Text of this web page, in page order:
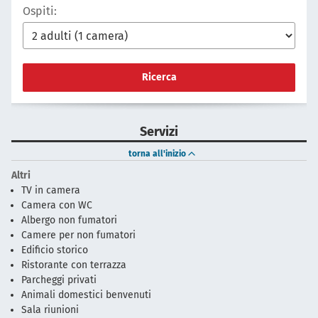
Ospiti:
Ricerca
Servizi
torna all'inizio
Altri
TV in camera
Camera con WC
Albergo non fumatori
Camere per non fumatori
Edificio storico
Ristorante con terrazza
Parcheggi privati
Animali domestici benvenuti
Sala riunioni